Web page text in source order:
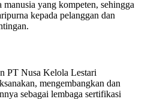
yang kompeten, sehingga
kepada pelanggan dan
PT Nusa Kelola Lestari
mengembangkan dan
sebagai lembaga sertifikasi